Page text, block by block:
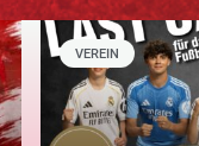
VEREIN